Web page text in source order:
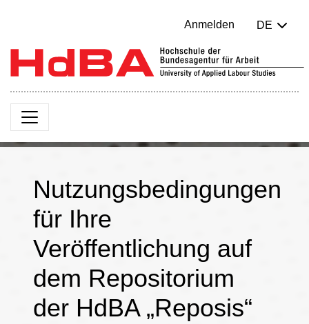
Anmelden DE
Nutzungsbedingungen
für Ihre
Veröffentlichung auf
dem Repositorium
der HdBA „Reposis“